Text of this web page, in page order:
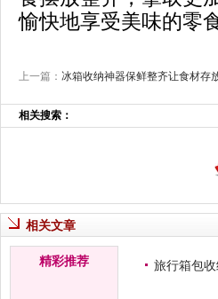
愉快地享受美味的零
上一篇： 冰箱收纳神器保鲜整齐让食材存
相关搜索：
相关文章
精彩推荐 旅行箱包